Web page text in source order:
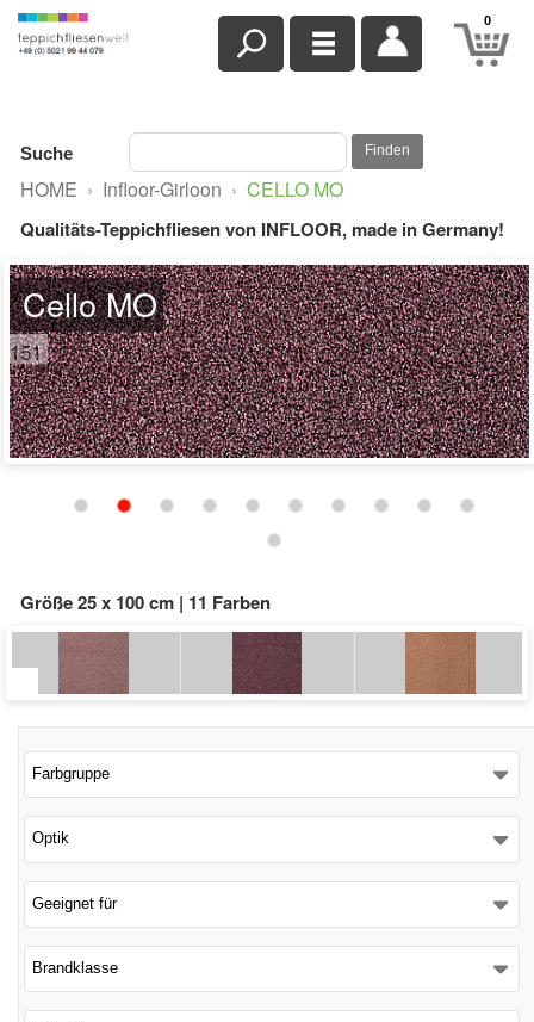
0
Suche Finden
HOME › Infloor-Girloon › CELLO MO
Qualitäts-Teppichfliesen von INFLOOR, made in Germany!
Cello MO
151
Größe 25 x 100 cm | 11 Farben
Farbgruppe
Optik
Geeignet für
Brandklasse